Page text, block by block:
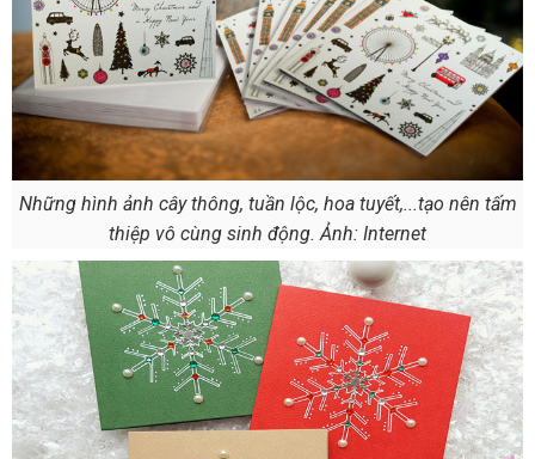
Những hình ảnh cây thông, tuần lộc, hoa tuyết,...tạo nên tấm
thiệp vô cùng sinh động. Ảnh: Internet